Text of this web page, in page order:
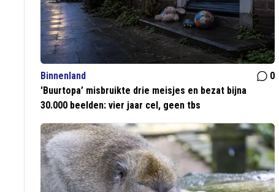
Binnenland
0
'Buurtopa’ misbruikte drie meisjes en bezat bijna
30.000 beelden: vier jaar cel, geen tbs